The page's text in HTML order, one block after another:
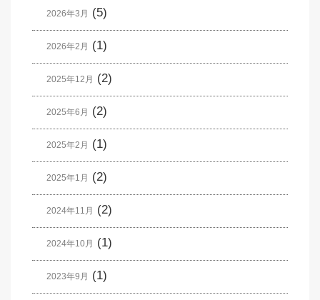
2026年3月 (5)
2026年2月 (1)
2025年12月 (2)
2025年6月 (2)
2025年2月 (1)
2025年1月 (2)
2024年11月 (2)
2024年10月 (1)
2023年9月 (1)